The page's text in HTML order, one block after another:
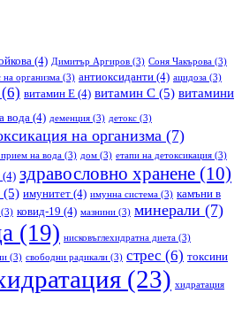
(4) Димитър Аргиров (3) Соня Чакърова (3)
на организма (3) антиоксиданти (4) ацидоза (3)
(6) витамин Е (4) витамин С (5) витамини
вода (4) деменция (3) детокс (3)
на организма (7)
прием на вода (3) дом (3) етапи на детоксикация (3)
(4) здравословно хранене (10)
(5) имунитет (4) имунна система (3) камъни в
(3) ковид-19 (4) мазнини (3) минерали (7)
(19) нисковъглехидратна диета (3)
(3) свободни радикали (3) стрес (6) токсини
(23) хидратация